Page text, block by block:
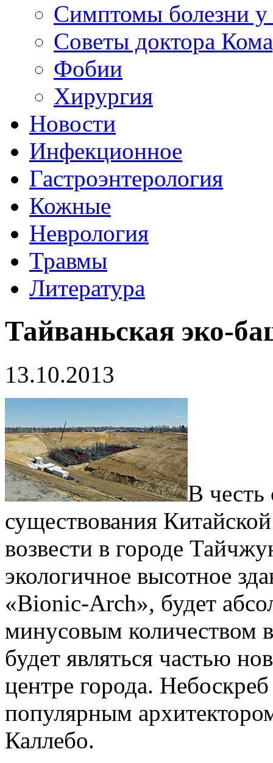
Симптомы болезни у
Советы доктора
Фобии
Хирургия
Новости
Инфекционное
Гастроэнтерология
Кожные
Неврология
Травмы
Литература
Тайваньская эко-
13.10.2013
В честь
существования
возвести в городе
экологичное высотное
«Bionic-Arch», будет
минусовым количеством
будет являться частью
центре города.
популярным
Каллебо.